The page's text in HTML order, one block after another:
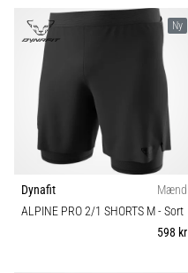
mest…
5. 8. 2026
6 min. Læsning
Plantar
fasciitis:
Symptomer,
årsager
Skobredde
Bæredygtige
Terræn
Løbstype
Ny
Dynafit
Mænd
ALPINE PRO 2/1 SHORTS M- Sort
598 kr